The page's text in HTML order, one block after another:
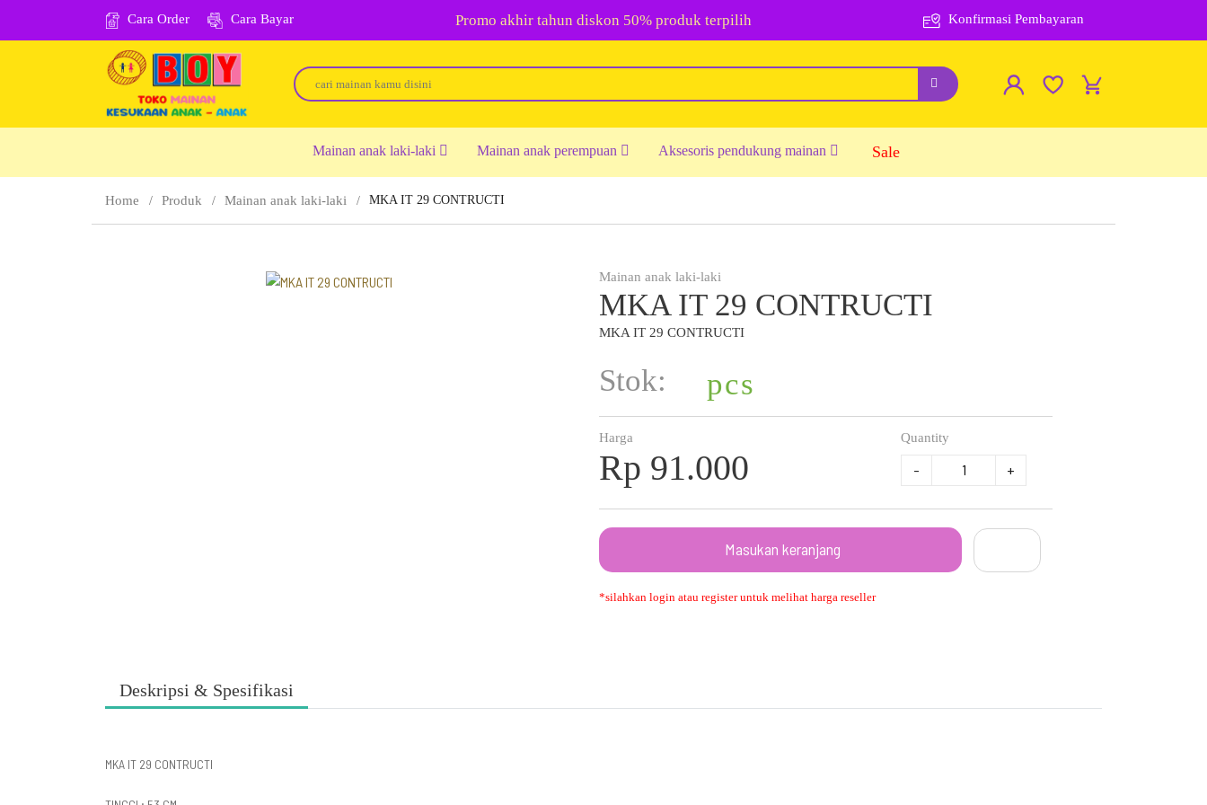
Cara Order Cara Bayar Promo akhir tahun diskon 50% produk terpilih Konfirmasi Pembayaran
Mainan anak laki-laki Mainan anak perempuan Aksesoris pendukung mainan Sale
Home Produk Mainan anak laki-laki MKA IT 29 CONTRUCTI
Mainan anak laki-laki
MKA IT 29 CONTRUCTI
MKA IT 29 CONTRUCTI
Stok: pcs
Harga
Rp 91.000
Quantity
- +
Masukan keranjang
*silahkan login atau register untuk melihat harga reseller
Deskripsi & Spesifikasi
MKA IT 29 CONTRUCTI